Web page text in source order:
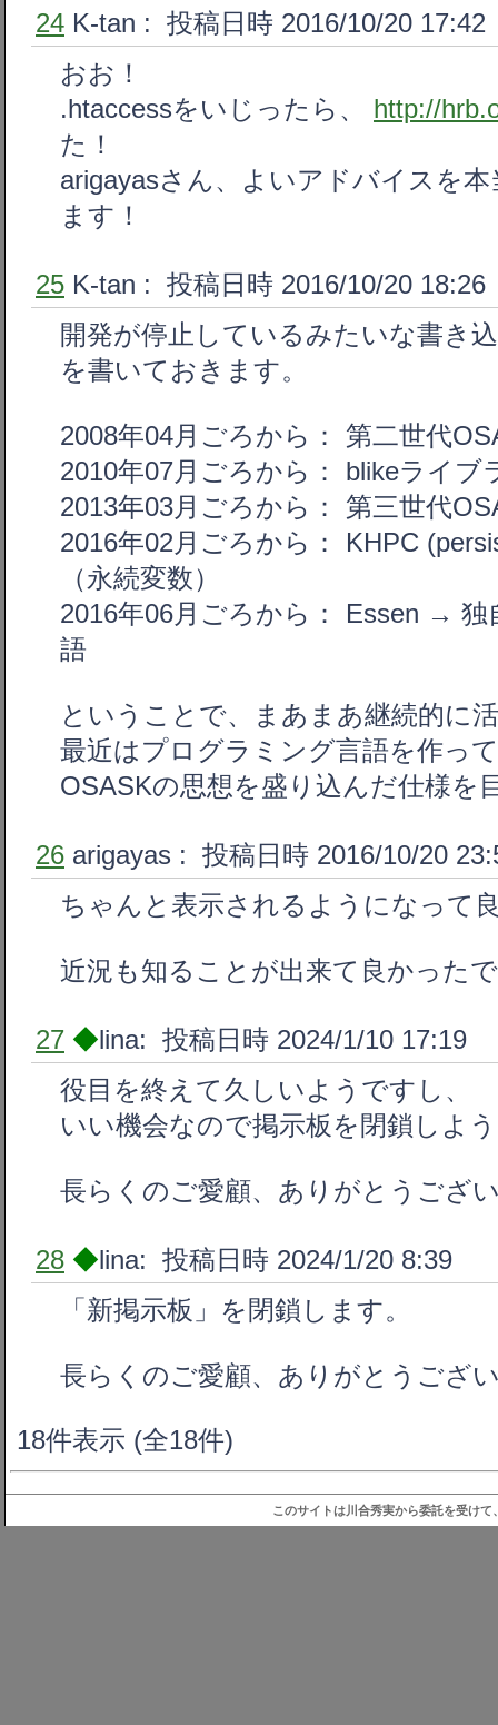
24 K-tan : 投稿日時 2016/10/20 17:42
おお！
.htaccessをいじったら、 http://
た！
arigayasさん、よいアドバイスを
ます！
25 K-tan : 投稿日時 2016/10/20 18:26
開発が停止しているみたいな書き
を書いておきます。
2008年04月ごろから： 第二世代
2010年07月ごろから： blikeライブ
2013年03月ごろから： 第三世代
2016年02月ごろから： KHPC
（永続変数）
2016年06月ごろから： Essen →
語
ということで、まあまあ継続的に
最近はプログラミング言語を作っ
OSASKの思想を盛り込んだ仕様を
26 arigayas : 投稿日時 2016/10/20
ちゃんと表示されるようになって
近況も知ることが出来て良かった
27 ◆lina: 投稿日時 2024/1/10 17:19
役目を終えて久しいようですし、
いい機会なので掲示板を閉鎖しよ
長らくのご愛顧、ありがとうござ
28 ◆lina: 投稿日時 2024/1/20 8:39
「新掲示板」を閉鎖します。
長らくのご愛顧、ありがとうござ
18件表示 (全18件)
このサイトは川合秀実から委託を受け